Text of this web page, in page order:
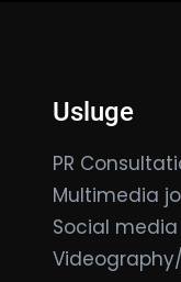
Usluge
PR
Multimedia
Social